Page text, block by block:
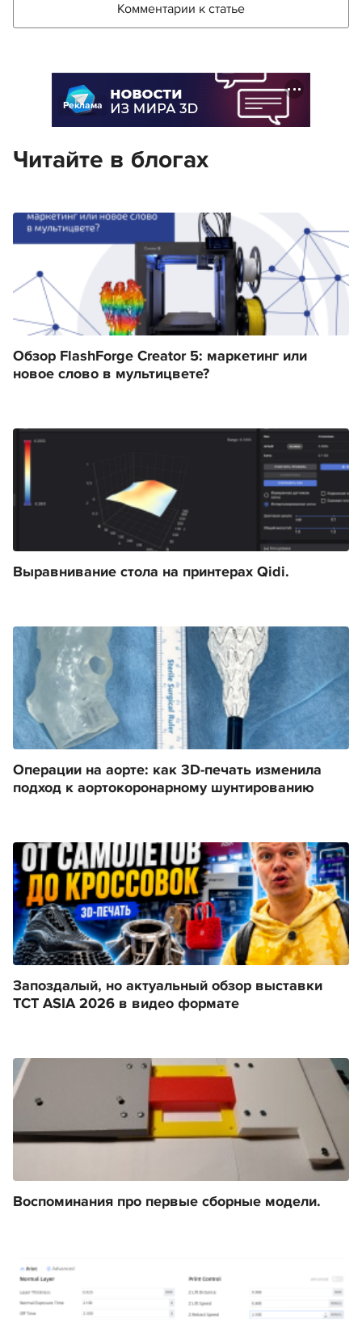
Комментарии к статье
Реклама
Читайте в блогах
Обзор FlashForge Creator 5: маркетинг или
новое слово в мультицвете?
Выравнивание стола на принтерах Qidi.
Операции на аорте: как 3D-печать изменила
подход к аортокоронарному шунтированию
Запоздалый, но актуальный обзор выставки
TCT ASIA 2026 в видео формате
Воспоминания про первые сборные модели.